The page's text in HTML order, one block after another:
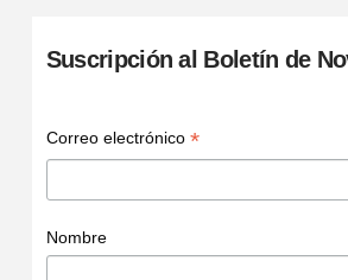
Suscripción al Boletín de
Correo electrónico *
Nombre